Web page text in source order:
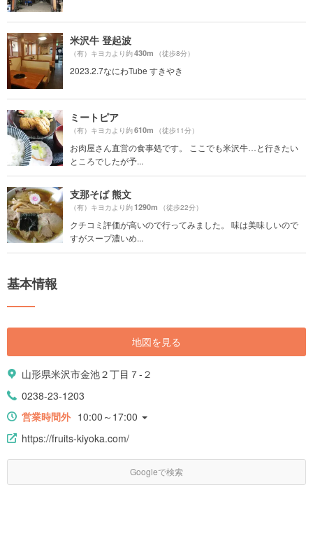
米沢牛 登起波
（有）キヨカより約430m （徒歩8分）
2023.2.7なにわTube すきやき
ミートピア
（有）キヨカより約610m （徒歩11分）
お肉屋さん直営の食事処です。 ここでも米沢牛…と行きたい
ところでしたが予...
支那そば 熊文
（有）キヨカより約1290m （徒歩22分）
クチコミ評価が高いので行ってみました。 味は美味しいので
すがスープ濃いめ...
基本情報
地図を見る
山形県米沢市金池２丁目７-２
0238-23-1203
営業時間外 10:00～17:00
https://fruits-kiyoka.com/
Googleで検索